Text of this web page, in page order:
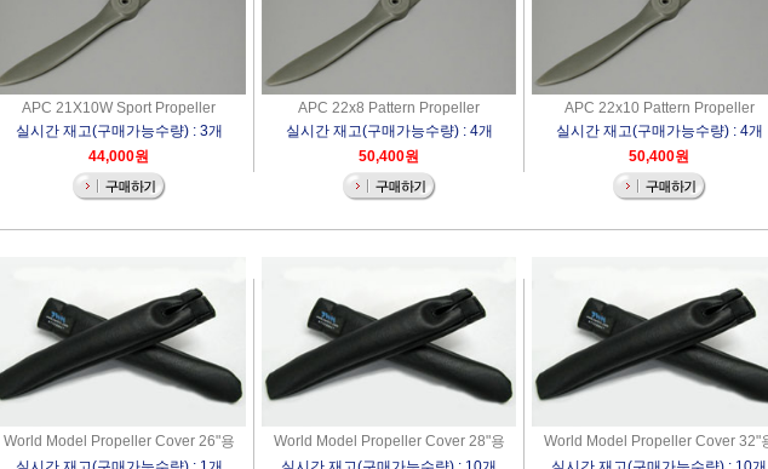
APC 21X10W Sport Propeller
실시간 재고(구매가능수량) : 3개
44,000원
APC 22x8 Pattern Propeller
실시간 재고(구매가능수량) : 4개
50,400원
APC 22x10 Pattern Propeller
실시간 재고(구매가능수량) : 4개
50,400원
World Model Propeller Cover 26"용
World Model Propeller Cover 28"용
World Model Propeller Cover 32"